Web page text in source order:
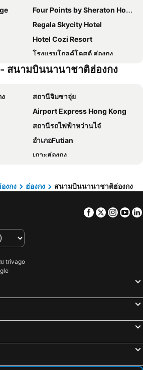
Four Points by Sheraton Hong Kong, Tung Chung
Regala Skycity Hotel
Hotel Cozi Resort
โรงแรมโกลด์โคสต์ ฮ่องกง
Hong Kong Disneyland Hotel
มิตะ ไคคัง
Sheraton Hong Kong Tung Chung Hotel
Crystal Garden
Shenzhen Shekou Honlux Apartment (Sea World)
สนามบินนานาชาติฮ่องกง
สถานีจิมซาจุ่ย
Airport Express Hong Kong
สถานีรถไฟฟ้าหว่านไจ๋
อำเภอFutian
เกาะฮ่องกง
Disneyland Resort Metro Station
Airport
Tuen Mun
Sha Tin
องกง ฮ่องกง สนามบินนานาชาติฮ่องกง
Facebook
Twitter
trivago